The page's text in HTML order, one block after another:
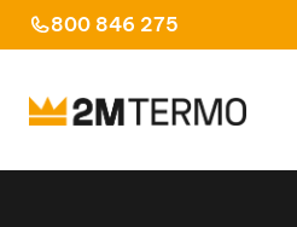
al
800 846 275